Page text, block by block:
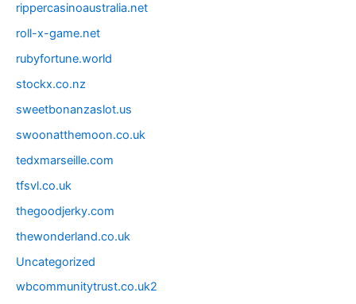
rippercasinoaustralia.net
roll-x-game.net
rubyfortune.world
stockx.co.nz
sweetbonanzaslot.us
swoonatthemoon.co.uk
tedxmarseille.com
tfsvl.co.uk
thegoodjerky.com
thewonderland.co.uk
Uncategorized
wbcommunitytrust.co.uk2